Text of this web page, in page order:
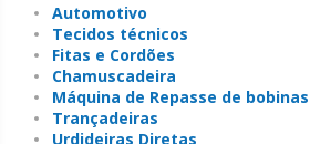
Automotivo
Tecidos técnicos
Fitas e Cordões
Chamuscadeira
Máquina de Repasse de
Trançadeiras
Urdideiras Diretas